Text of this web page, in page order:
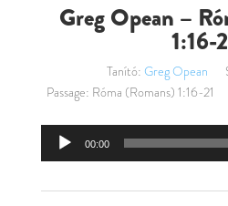
Greg Opean –
1:16-
Tanító: Greg Opean
Passage: Róma (Romans) 1:16-21
00:00